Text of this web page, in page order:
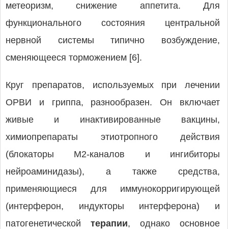
метеоризм, снижение аппетита. Для
функционального состояния центральной
нервной системы типично возбуждение,
сменяющееся торможением [6].
Круг препаратов, используемых при лечении
ОРВИ и гриппа, разнообразен. Он включает
живые и инактивированные вакцины,
химиопрепараты этиотропного действия
(блокаторы М2-каналов и ингибиторы
нейроаминидазы), а также средства,
применяющиеся для иммунокорригирующей
(интерферон, индукторы интерферона) и
патогенетической терапии, однако основное